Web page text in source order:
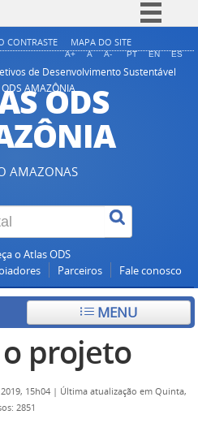
Simplifique!
Comunica BR
Participe
Acesso à informação
Legislação
Canais
CONTRASTE MAPA DO SITE
A+ A A- PT EN ES
de Desenvolvimento Sustentável
AMAZÔNIA
ODS
AMAZONAS
o Atlas ODS
Parceiros Fale conosco
MENU
projeto
15h04 | Última atualização em Quinta,
2851